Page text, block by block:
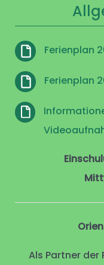
Ferienplan
Ferienplan
Als Partner der